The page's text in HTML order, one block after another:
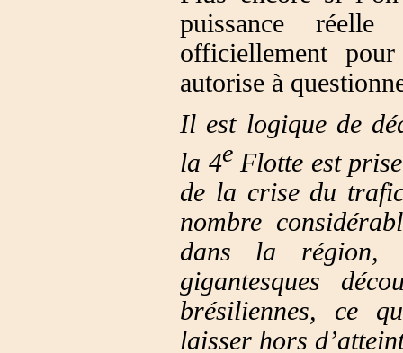
puissance
officiellement
autorise à
Il est logique de
la 4eFlotte est
de la crise du
nombre
dans la région,
gigantesques
brésiliennes, ce
laisser hors